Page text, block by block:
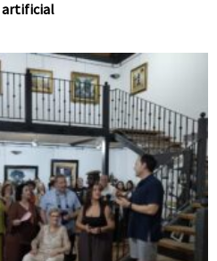
artificial